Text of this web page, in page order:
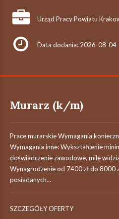
Urząd Pracy Powiatu
Data dodania: 2026-08-04
Murarz (k/m)
Prace murarskie Wymagania
Wymagania inne: Wykształcenie
doświadczenie zawodowe, mile
Wynagrodzenie od 7400 zł do 8000
posiadanych...
SZCZEGÓŁY OFERTY